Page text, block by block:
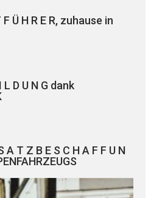
Ü H R E R, zuhause in
D U N G dank
T Z B E S C H A F F U N